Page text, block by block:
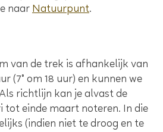
naarNatuurpunt.
van de trek is afhankelijk van
(7° om 18 uur) en kunnen we
richtlijn kan je alvast de
tot einde maart noteren. In die
(indien niet te droog en te